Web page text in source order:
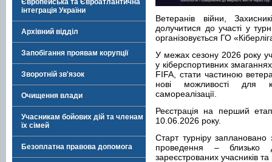
Європейська та Євроатлантична
інтеграція України
Архівний відділ
Запобігання проявам корупції
Зворотній зв'язок
Очищення влади
Учасникам бойових дій та членам
їх сімей
Безоплатна правова допомога
Ветеранів війни,
долучитися до участі у
організовується ГО
У межах сезону 2026 року
у кіберспортивних
FIFA, стати частиною
нові можливості для
самореалізації.
Реєстрація на перший
10.06.2026 року.
Старт турніру заплановано
проведення – близько
зареєстрованих учасників